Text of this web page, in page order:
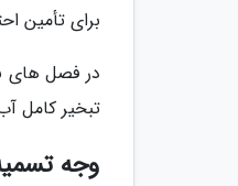
برای تأمین
در فصل های
تبخیر کامل
وجه